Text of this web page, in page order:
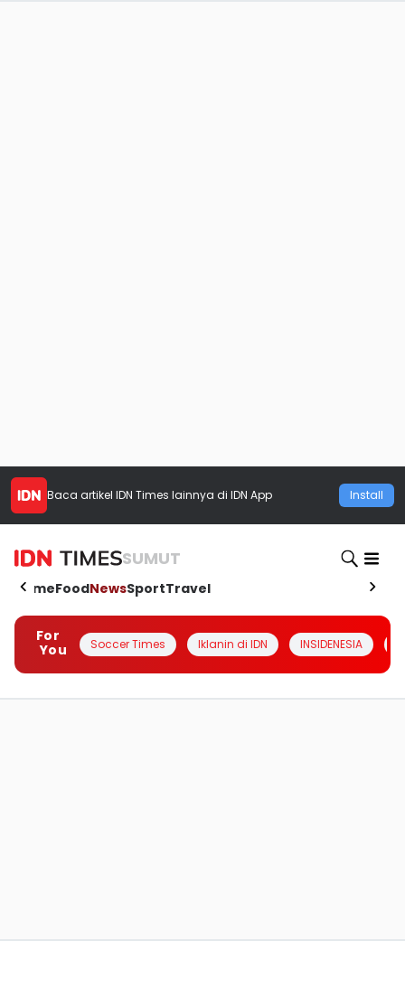
Baca artikel IDN Times lainnya di IDN App Install
SUMUT
HomeFoodNewsSportTravel
For
You
Soccer Times Iklanin di IDN INSIDENESIA